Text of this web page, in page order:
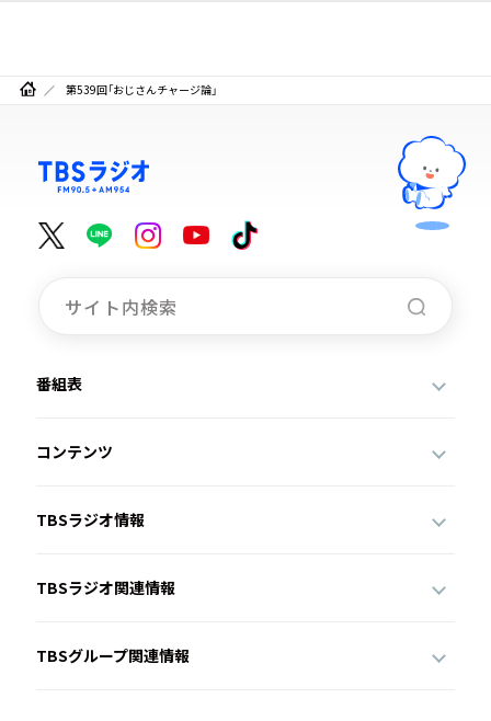
第539回「おじさんチャージ論」
番組表
コンテンツ
TBSラジオ情報
TBSラジオ関連情報
TBSグループ関連情報